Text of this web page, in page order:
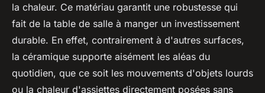
la chaleur. Ce matériau garantit une robustesse qui
fait de la table de salle à manger un investissement
durable. En effet, contrairement à d'autres surfaces,
la céramique supporte aisément les aléas du
quotidien, que ce soit les mouvements d'objets lourds
ou la chaleur d'assiettes directement posées sans